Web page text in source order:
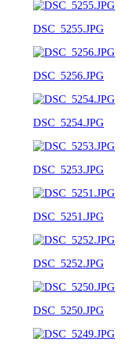
DSC_5255.JPG
DSC_5256.JPG
DSC_5254.JPG
DSC_5253.JPG
DSC_5251.JPG
DSC_5252.JPG
DSC_5250.JPG